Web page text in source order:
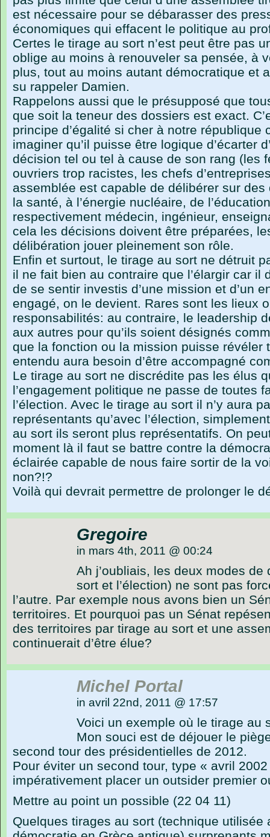
est nécessaire pour se débarasser des
économiques qui effacent le politique au
Certes le tirage au sort n’est peut être pas
oblige au moins à renouveler sa pensée, à
plus, tout au moins autant démocratique et
su rappeler Damien.
Rappelons aussi que le présupposé que
que soit la teneur des dossiers est exact.
principe d’égalité si cher à notre république
imaginer qu’il puisse être logique d’écarter
décision tel ou tel à cause de son rang (les
ouvriers trop racistes, les chefs
assemblée est capable de délibérer sur
la santé, à l’énergie nucléaire, de
respectivement médecin, ingénieur,
cela les décisions doivent être préparées,
délibération jouer pleinement son rôle.
Enfin et surtout, le tirage au sort ne détruit
il ne fait bien au contraire que l’élargir car il
de se sentir investis d’une mission et d’un
engagé, on le devient. Rares sont les lieux
responsabilités: au contraire, le leadership
aux autres pour qu’ils soient désignés
que la fonction ou la mission puisse révéler
entendu aura besoin d’être accompagné
Le tirage au sort ne discrédite pas les élus
l’engagement politique ne passe de toutes
l’élection. Avec le tirage au sort il n’y aura
représentants qu’avec l’élection,
au sort ils seront plus représentatifs. On
moment là il faut se battre contre la
éclairée capable de nous faire sortir de la
non?!?
Voilà qui devrait permettre de prolonger le
Gregoire
in mars 4th, 2011 @ 00:24
Ah j’oubliais, les deux modes
sort et l’élection) ne sont pas
l’autre. Par exemple nous avons bien un
territoires. Et pourquoi pas un Sénat
des territoires par tirage au sort et une
continuerait d’être élue?
Michel Portal
in avril 22nd, 2011 @ 17:57
Voici un exemple où le tirage au
Mon souci est de déjouer le
second tour des présidentielles de 2012.
Pour éviter un second tour, type « avril
impérativement placer un outsider premier
Mettre au point un possible (22 04 11)
Quelques tirages au sort (technique utilisée